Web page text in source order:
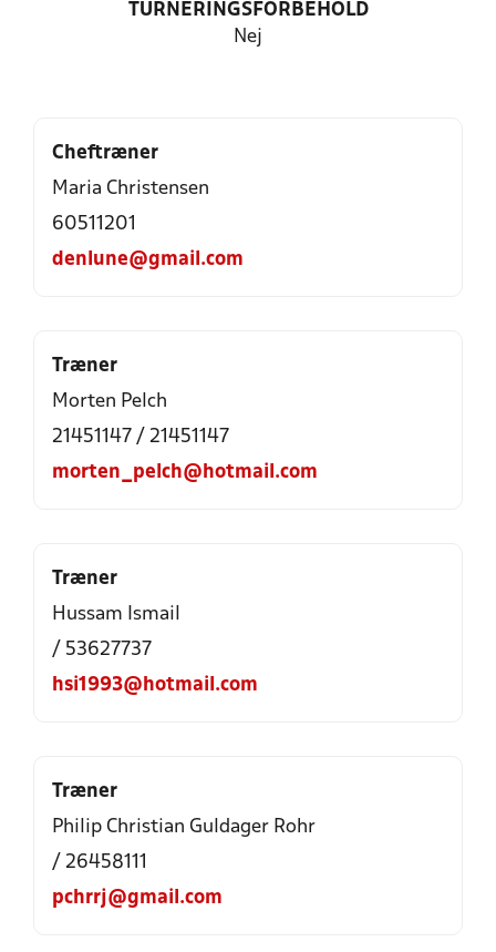
TURNERINGSFORBEHOLD
Nej
Cheftræner
Maria Christensen
60511201
denlune@gmail.com
Træner
Morten Pelch
21451147 / 21451147
morten_pelch@hotmail.com
Træner
Hussam Ismail
/ 53627737
hsi1993@hotmail.com
Træner
Philip Christian Guldager Rohr
/ 26458111
pchrrj@gmail.com